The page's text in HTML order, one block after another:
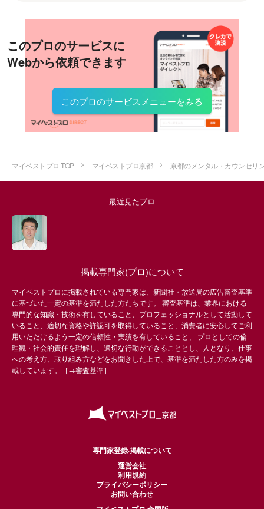
このプロのサービスに
Webから依頼できます
このプロのサービスメニューをみる
マイベストプロ TOP マイベストプロ京都 京都のメンタル・カウンセリ
最近見たプロ
掲載専門家(プロ)について
マイベストプロに掲載されている専門家は、新聞社・放送局の広告審査基準
に基づいた一定の基準を満たした方たちです。 審査基準は、業界における
専門的な知識・技術を有していること、プロフェッショナルとして活動して
いること、適切な資格や許認可を取得していること、消費者に安心してご利
用いただけるよう一定の信頼性・実績を有していること、 プロとしての倫
理観・社会的責任を理解し、適切な行動ができることとし、人となり、仕事
への考え方、取り組み方などをお聞きした上で、基準を満たした方のみを掲
載しています。［→審査基準］
専門家登録·掲載について
運営会社
利用規約
プライバシーポリシー
お問い合わせ